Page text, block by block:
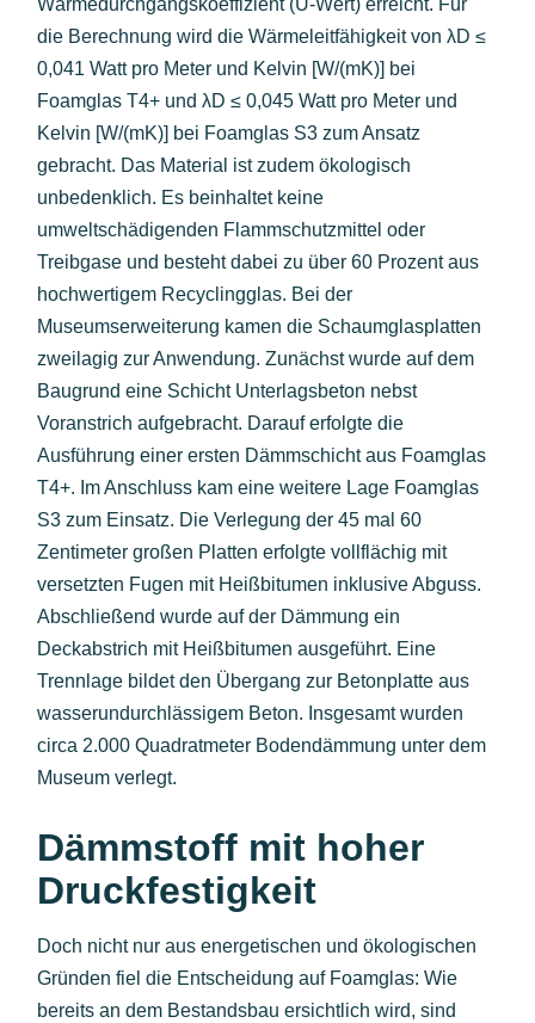
die Berechnung wird die Wärmeleitfähigkeit von λD ≤
0,041 Watt pro Meter und Kelvin [W/(mK)] bei
Foamglas T4+ und λD ≤ 0,045 Watt pro Meter und
Kelvin [W/(mK)] bei Foamglas S3 zum Ansatz
gebracht. Das Material ist zudem ökologisch
unbedenklich. Es beinhaltet keine
umweltschädigenden Flammschutzmittel oder
Treibgase und besteht dabei zu über 60 Prozent aus
hochwertigem Recyclingglas. Bei der
Museumserweiterung kamen die Schaumglasplatten
zweilagig zur Anwendung. Zunächst wurde auf dem
Baugrund eine Schicht Unterlagsbeton nebst
Voranstrich aufgebracht. Darauf erfolgte die
Ausführung einer ersten Dämmschicht aus Foamglas
T4+. Im Anschluss kam eine weitere Lage Foamglas
S3 zum Einsatz. Die Verlegung der 45 mal 60
Zentimeter großen Platten erfolgte vollflächig mit
versetzten Fugen mit Heißbitumen inklusive Abguss.
Abschließend wurde auf der Dämmung ein
Deckabstrich mit Heißbitumen ausgeführt. Eine
Trennlage bildet den Übergang zur Betonplatte aus
wasserundurchlässigem Beton. Insgesamt wurden
circa 2.000 Quadratmeter Bodendämmung unter dem
Museum verlegt.
Dämmstoff mit hoher
Druckfestigkeit
Doch nicht nur aus energetischen und ökologischen
Gründen fiel die Entscheidung auf Foamglas: Wie
bereits an dem Bestandsbau ersichtlich wird, sind